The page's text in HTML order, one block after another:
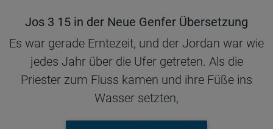
Jos 3 15 in der Neue Genfer Übersetzung
Es war gerade Erntezeit, und der Jordan war wie
jedes Jahr über die Ufer getreten. Als die
Priester zum Fluss kamen und ihre Füße ins
Wasser setzten,